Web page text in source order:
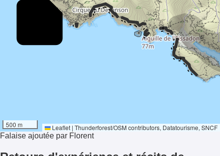
41°
Ensoleillement
- - - - - - - - -
- - - - - -
- - - - -
- - -
- - - - - - -
500 m Leaflet | Thunderforest/OSM contributors, Datatourisme, SNCF
Falaise ajoutée par Florent